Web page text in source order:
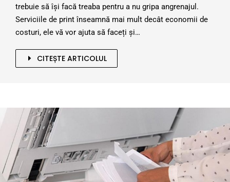
trebuie să își facă treaba pentru a nu gripa angrenajul.
Serviciile de print înseamnă mai mult decât economii de
costuri, ele vă vor ajuta să faceți și…
CITEȘTE ARTICOLUL